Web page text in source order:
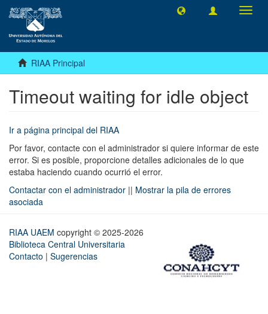
RIAA Principal
Timeout waiting for idle object
Ir a página principal del RIAA
Por favor, contacte con el administrador si quiere informar de este
error. Si es posible, proporcione detalles adicionales de lo que
estaba haciendo cuando ocurrió el error.
Contactar con el administrador || Mostrar la pila de errores
asociada
RIAA UAEM copyright © 2025-2026
Biblioteca Central Universitaria
Contacto | Sugerencias